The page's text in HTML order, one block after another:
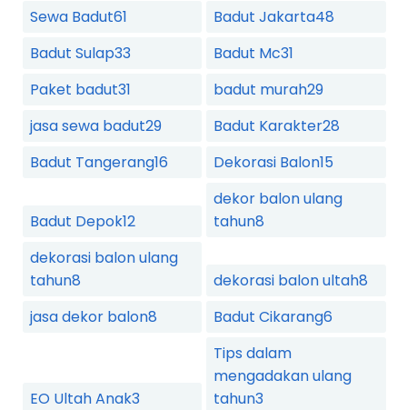
Sewa Badut61 Badut Jakarta48
Badut Sulap33 Badut Mc31
Paket badut31 badut murah29
jasa sewa badut29 Badut Karakter28
Badut Tangerang16 Dekorasi Balon15
Badut Depok12
dekor balon ulang
tahun8
dekorasi balon ulang
tahun8 dekorasi balon ultah8
jasa dekor balon8 Badut Cikarang6
EO Ultah Anak3
Tips dalam
mengadakan ulang
tahun3